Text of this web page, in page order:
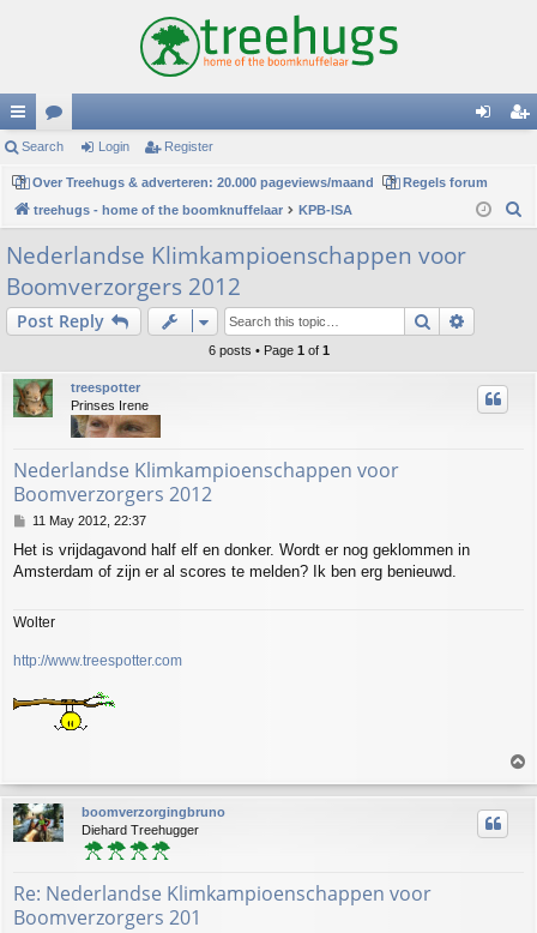
ui
ck
lin
ks
or
u
m
s
in
er
Search Login Register
Over Treehugs & adverteren: 20.000 pageviews/maand
Regels forum
treehugs - home of the boomknuffelaar
KPB-ISA
Nederlandse Klimkampioenschappen voor
Boomverzorgers 2012
Post Reply Search
6 posts • Page 1 of 1
treespotter
Prinses Irene
Nederlandse Klimkampioenschappen voor
Boomverzorgers 2012
P
s
t
11 May 2012, 22:37
Het is vrijdagavond half elf en donker. Wordt er nog geklommen in
Amsterdam of zijn er al scores te melden? Ik ben erg benieuwd.
Wolter
http://www.treespotter.com
o
p
boomverzorgingbruno
Diehard Treehugger
Re: Nederlandse Klimkampioenschappen voor
Boomverzorgers 201